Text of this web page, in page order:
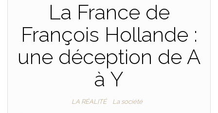
La France de
François Hollande :
une déception de A
à Y
LA RÉALITÉ La société